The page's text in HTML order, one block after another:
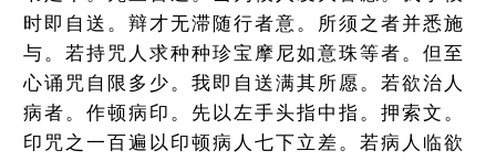
时即自送。辩才无滞随行者意。所须之者并悉施
与。若持咒人求种种珍宝摩尼如意珠等者。但至
心诵咒自限多少。我即自送满其所愿。若欲治人
病者。作顿病印。先以左手头指中指。押索文。
印咒之一百遍以印顿病人七下立差。若病人临欲